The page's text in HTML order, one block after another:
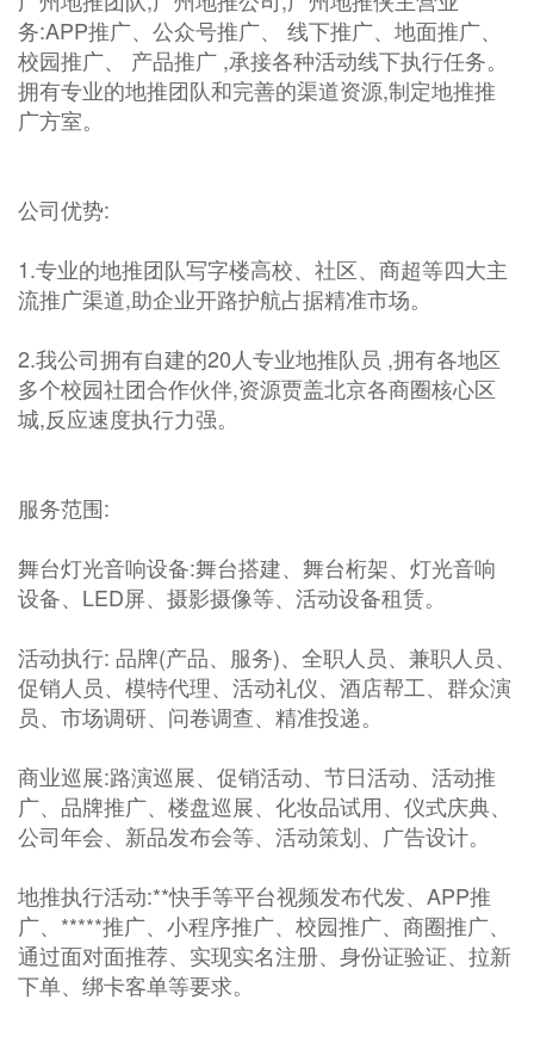
务:APP推广、公众号推广、 线下推广、地面推广、
校园推广、 产品推广 ,承接各种活动线下执行任务。
拥有专业的地推团队和完善的渠道资源,制定地推推
广方室。
公司优势:
1.专业的地推团队写字楼高校、社区、商超等四大主
流推广渠道,助企业开路护航占据精准市场。
2.我公司拥有自建的20人专业地推队员 ,拥有各地区
多个校园社团合作伙伴,资源贾盖北京各商圈核心区
城,反应速度执行力强。
服务范围:
舞台灯光音响设备:舞台搭建、舞台桁架、灯光音响
设备、LED屏、摄影摄像等、活动设备租赁。
活动执行: 品牌(产品、服务)、全职人员、兼职人员、
促销人员、模特代理、活动礼仪、酒店帮工、群众演
员、市场调研、问卷调查、精准投递。
商业巡展:路演巡展、促销活动、节日活动、活动推
广、品牌推广、楼盘巡展、化妆品试用、仪式庆典、
公司年会、新品发布会等、活动策划、广告设计。
地推执行活动:**快手等平台视频发布代发、APP推
广、*****推广、小程序推广、校园推广、商圈推广、
通过面对面推荐、实现实名注册、身份证验证、拉新
下单、绑卡客单等要求。